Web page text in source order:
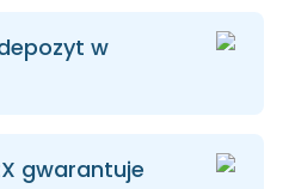
w
gwarantuje